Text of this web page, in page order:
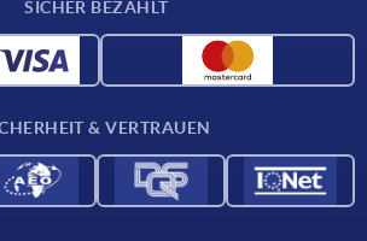
SICHER BEZAHLT
& VERTRAUEN